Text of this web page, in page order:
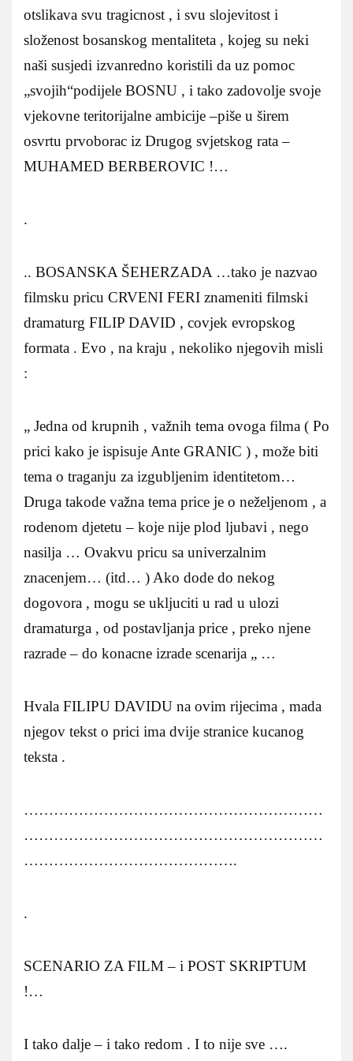
otslikava svu tragicnost , i svu slojevitost i
složenost bosanskog mentaliteta , kojeg su neki
naši susjedi izvanredno koristili da uz pomoc
„svojih“podijele BOSNU , i tako zadovolje svoje
vjekovne teritorijalne ambicije –piše u širem
osvrtu prvoborac iz Drugog svjetskog rata –
MUHAMED BERBEROVIC !…
.
.. BOSANSKA ŠEHERZADA …tako je nazvao
filmsku pricu CRVENI FERI znameniti filmski
dramaturg FILIP DAVID , covjek evropskog
formata . Evo , na kraju , nekoliko njegovih misli
:
„ Jedna od krupnih , važnih tema ovoga filma ( Po
prici kako je ispisuje Ante GRANIC ) , može biti
tema o traganju za izgubljenim identitetom…
Druga takode važna tema price je o neželjenom , a
rodenom djetetu – koje nije plod ljubavi , nego
nasilja … Ovakvu pricu sa univerzalnim
znacenjem… (itd… ) Ako dode do nekog
dogovora , mogu se ukljuciti u rad u ulozi
dramaturga , od postavljanja price , preko njene
razrade – do konacne izrade scenarija „ …
Hvala FILIPU DAVIDU na ovim rijecima , mada
njegov tekst o prici ima dvije stranice kucanog
teksta .
……………………………………………………
……………………………………………………
…………………………………….
.
SCENARIO ZA FILM – i POST SKRIPTUM
!…
I tako dalje – i tako redom . I to nije sve ….